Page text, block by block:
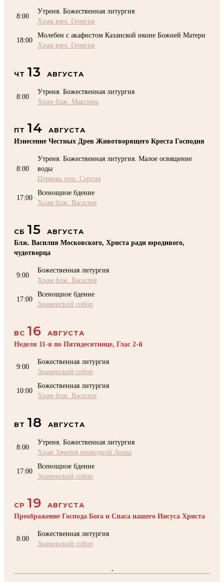
8:00
Утреня. Божественная литургия
Храм вмч. Георгия
18:00
Молебен с акафистом Казанской иконе Божией Матери
Храм вмч. Георгия
ЧТ 13 АВГУСТА
8:00
Утреня. Божественная литургия
Храм блж. Максима
ПТ 14
АВГУСТА
Изнесение Честных Древ Животворящего Креста Господня
8:00
Утреня. Божественная литургия. Малое освящение
воды
Церковь прп. Сергия
17:00
Всенощное бдение
Храм блж. Василия
СБ 15
АВГУСТА
Блж. Василия Московского, Христа ради юродивого,
чудотворца
9:00
Божественная литургия
Храм блж. Василия
17:00
Всенощное бдение
Знаменский собор
ВС 16
АВГУСТА
Неделя 11-я по Пятидесятнице, Глас 2-й
9:00
Божественная литургия
Знаменский собор
10:00
Божественная литургия
Храм блж. Василия
ВТ 18 АВГУСТА
8:00
Утреня. Божественная литургия
Храм Зачатия праведной Анны
17:00
Всенощное бдение
Знаменский собор
СР 19
АВГУСТА
Преображение Господа Бога и Спаса нашего Иисуса Христа
8:00
Божественная литургия
Знаменский собор
.